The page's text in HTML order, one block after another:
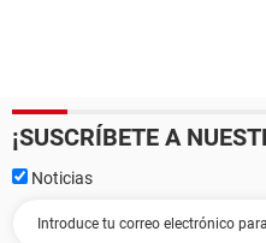
¡SUSCRÍBETE A
Noticias